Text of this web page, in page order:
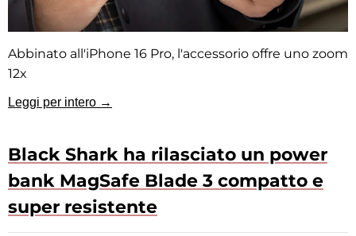
Abbinato all'iPhone 16 Pro, l'accessorio offre uno zoom
12x
Leggi per intero →
Black Shark ha rilasciato un power
bank MagSafe Blade 3 compatto e
super resistente